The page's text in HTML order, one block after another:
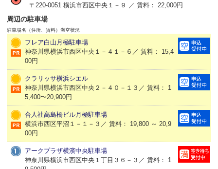
〒220-0051 横浜市西区中央１－９ ／ 賃料： 22,000円
周辺の駐車場
駐車場名（住所、賃料） 満空状況
フレア白山月極駐車場
神奈川県横浜市西区中央１－４１－６／ 賃料： 15,4
00円
クラリッサ横浜シエル
神奈川県横浜市西区中央２－４０－１３／ 賃料： 1
5,400〜20,900円
合人社高島橋ビル月極駐車場
横浜市西区平沼１－１－３／ 賃料： 19,800 ～ 20,9
00円
アークプラザ横濱中央駐車場
神奈川県横浜市西区中央１丁目３６－３／ 賃料： 1